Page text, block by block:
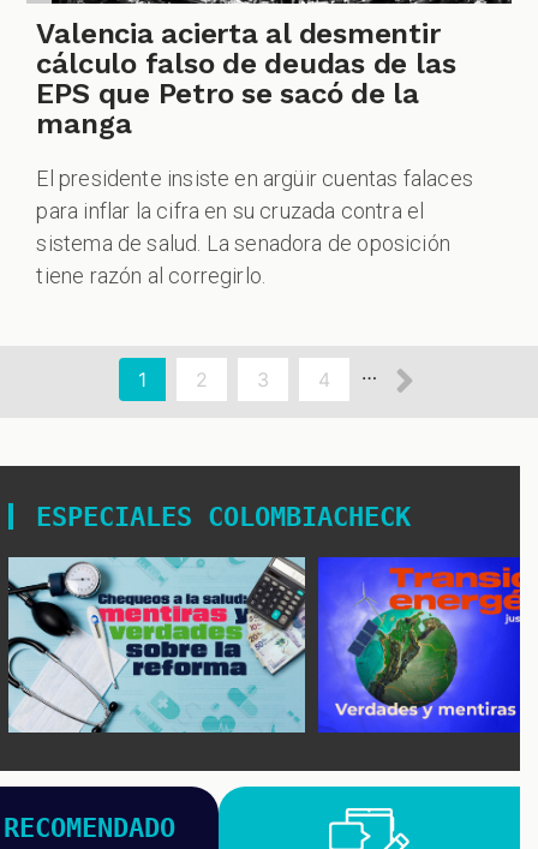
Valencia acierta al desmentir
cálculo falso de deudas de las
EPS que Petro se sacó de la
manga
El presidente insiste en argüir cuentas falaces
para inflar la cifra en su cruzada contra el
sistema de salud. La senadora de oposición
tiene razón al corregirlo.
Página
actual
1 Page
2 Page
3 Page
4 …
ESPECIALES COLOMBIACHECK
RECOMENDADO